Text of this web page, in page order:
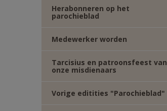
Herabonneren op het
parochieblad
Medewerker worden
Tarcisius en patroonsfeest van
onze misdienaars
Vorige editities "Parochieblad"